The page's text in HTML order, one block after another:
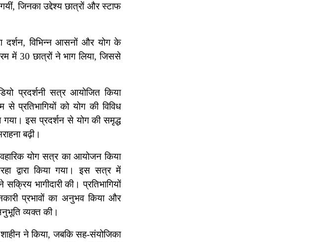
गयीं, जिनका उद्देश्य छात्रों और स्टाफ
दर्शन, विभिन्न आसनों और योग के
में 30 छात्रों ने भाग लिया, जिससे
प्रदर्शनी सत्र आयोजित किया
प्रतिभागियों को योग की विविध
गया। इस प्रदर्शन से योग की समृद्ध
बढ़ी।
योग सत्र का आयोजन किया
द्वारा किया गया। इस सत्र में
भागीदारी की। प्रतिभागियों
प्रभावों का अनुभव किया और
व्यक्त की।
शाहीन ने किया, जबकि सह-संयोजिका